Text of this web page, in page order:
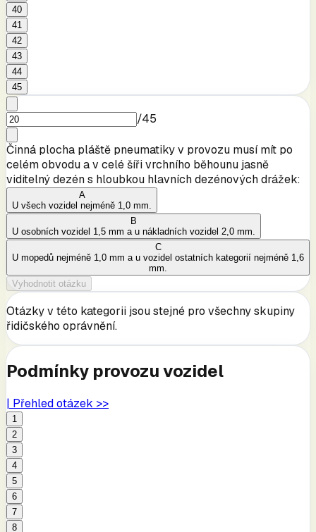
40
41
42
43
44
45
/45
Činná plocha pláště pneumatiky v provozu musí mít po
celém obvodu a v celé šíři vrchního běhounu jasně
viditelný dezén s hloubkou hlavních dezénových drážek:
A
U všech vozidel nejméně 1,0 mm.
B
U osobních vozidel 1,5 mm a u nákladních vozidel 2,0 mm.
C
U mopedů nejméně 1,0 mm a u vozidel ostatních kategorií nejméně 1,6
mm.
Vyhodnotit otázku
Otázky v této kategorii jsou stejné pro všechny skupiny
řidičského oprávnění.
Podmínky provozu vozidel
| Přehled otázek >>
1
2
3
4
5
6
7
8